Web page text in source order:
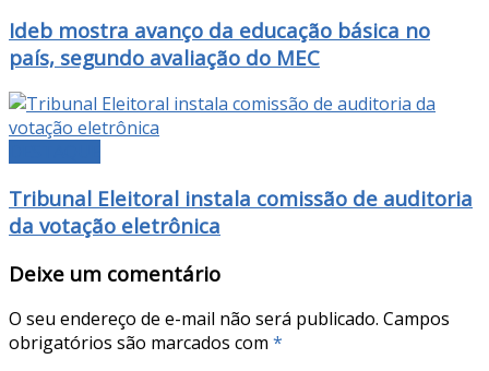
Ideb mostra avanço da educação básica no
país, segundo avaliação do MEC
Tribunal Eleitoral instala comissão de auditoria
da votação eletrônica
Deixe um comentário
O seu endereço de e-mail não será publicado. Campos
obrigatórios são marcados com *